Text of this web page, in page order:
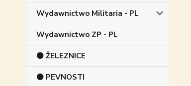
Wydawnictwo Militaria - PL
Wydawnictwo ZP - PL
⚫ ŽELEZNICE
⚫ PEVNOSTI